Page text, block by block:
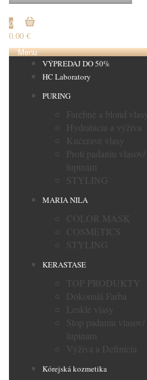
0
0.00 €
Menu
VÝPREDAJ DO 50%
HC Laboratory
PURING
Farebné a blond vlasy
Hydratácia a výživa
Kučeravé vlasy
Proti padaniu vlasov/
lupinám
STYLING
MARIA NILA
COLOR MASK
COSMETICS
STYLING
KERASTASE
TOP PRODUKTY
Dokonalá Farba
Lesklé vlasy
Stop padaniu vlasov/
lupinám
Výživa a Definícia
Kórejská kozmetika